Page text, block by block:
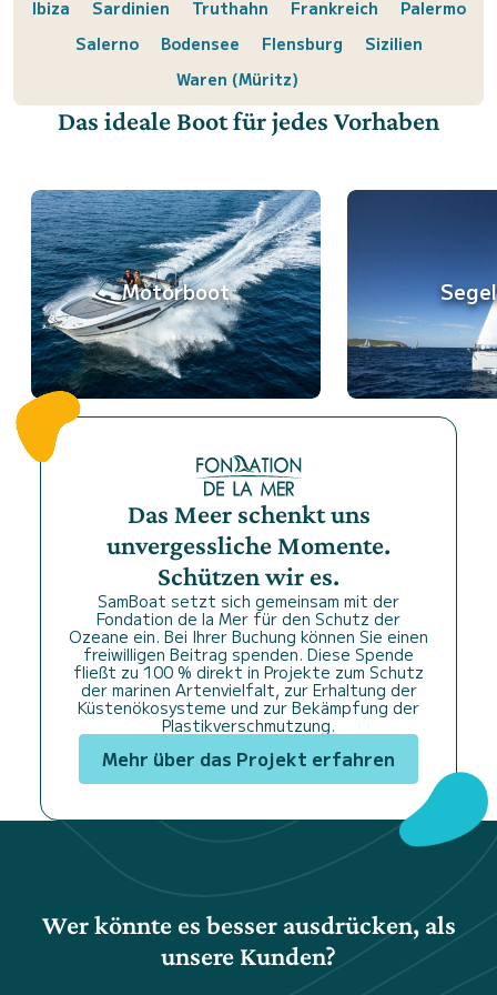
Ibiza Sardinien Truthahn Frankreich
Palermo
Salerno
Bodensee Flensburg
Sizilien
Waren (Müritz)
Das ideale Boot für jedes Vorhaben
Motorboot
Das Meer schenkt uns
unvergessliche Momente.
Schützen wir es.
SamBoat setzt sich gemeinsam mit der
Fondation de la Mer für den Schutz der
Ozeane ein. Bei Ihrer Buchung können Sie einen
freiwilligen Beitrag spenden. Diese Spende
fließt zu 100 % direkt in Projekte zum Schutz
der marinen Artenvielfalt, zur Erhaltung der
Küstenökosysteme und zur Bekämpfung der
Plastikverschmutzung.
Mehr über das Projekt erfahren
Wer könnte es besser ausdrücken, als
unsere Kunden?